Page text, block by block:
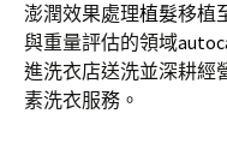
澎潤效果處理植髮移植
與重量評估的領域
進洗衣店送洗並深耕經
素洗衣服務。